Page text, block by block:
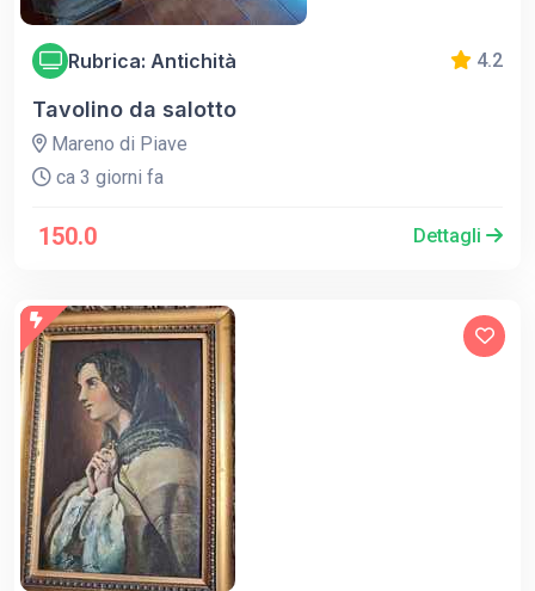
Rubrica: Antichità 4.2
Tavolino da salotto
Mareno di Piave
ca 3 giorni fa
150.0 Dettagli